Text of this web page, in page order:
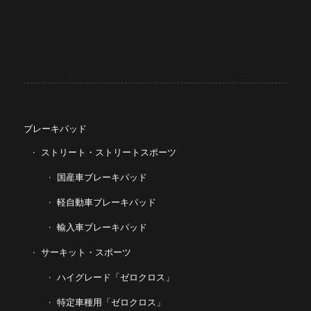
ブレーキパッド
ストリート・ストリートスポーツ
国産車ブレーキパッド
軽自動車ブレーキパッド
輸入車ブレーキパッド
サーキット・スポーツ
ハイグレード「ゼロクロス」
特定車種用「ゼロクロス」